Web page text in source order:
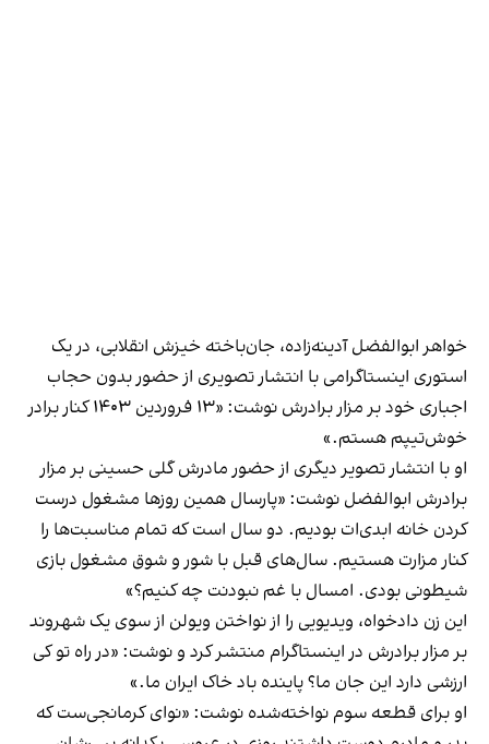
خواهر ابوالفضل آدینه‌زاده، جان‌باخته خیزش انقلابی، در یک
استوری اینستاگرامی با انتشار تصویری از حضور بدون حجاب
اجباری خود بر مزار برادرش نوشت: «۱۳ فروردین ۱۴۰۳ کنار برادر
خوش‌تیپم هستم.»
او با انتشار تصویر دیگری از حضور مادرش گلی حسینی بر مزار
برادرش ابوالفضل نوشت: «پارسال همین روزها مشغول درست
کردن خانه ابدی‌ات بودیم. دو سال است که تمام مناسبت‌ها را
کنار مزارت هستیم. سال‌های قبل با شور و شوق مشغول بازی
شیطونی بودی. امسال با غم نبودنت چه کنیم؟»
این زن دادخواه، ویدیویی را از نواختن ویولن از سوی یک شهروند
بر مزار برادرش در اینستاگرام منتشر کرد و نوشت: «در راه تو کی
ارزشی دارد این جان ما؟ پاینده باد خاک ایران ما.»
او برای قطعه سوم نواخته‌شده نوشت: «نوای کرمانجی‌ست که